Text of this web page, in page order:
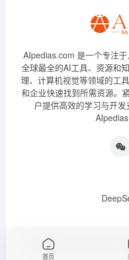
AIpedias.com 是一个专注
全球最全的AI工具、资源和
理、计算机视觉等领域的工
和企业快速找到所需资源。
户提供高效的学习与开
Copyright © 2026 AIPedias｜AI
首页